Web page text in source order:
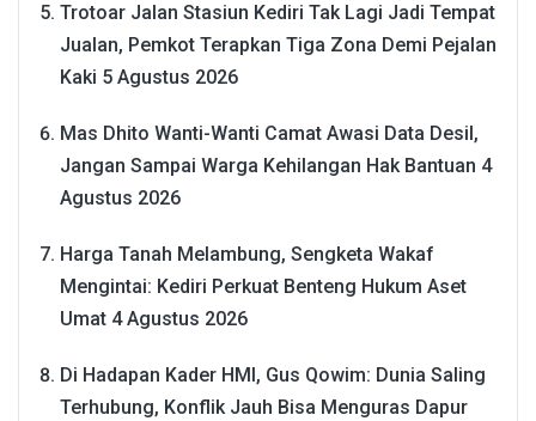
Trotoar Jalan Stasiun Kediri Tak Lagi Jadi Tempat
Jualan, Pemkot Terapkan Tiga Zona Demi Pejalan
Kaki 5 Agustus 2026
Mas Dhito Wanti-Wanti Camat Awasi Data Desil,
Jangan Sampai Warga Kehilangan Hak Bantuan 4
Agustus 2026
Harga Tanah Melambung, Sengketa Wakaf
Mengintai: Kediri Perkuat Benteng Hukum Aset
Umat 4 Agustus 2026
Di Hadapan Kader HMI, Gus Qowim: Dunia Saling
Terhubung, Konflik Jauh Bisa Menguras Dapur